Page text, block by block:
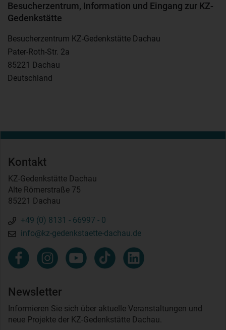
Besucherzentrum, Information und Eingang zur KZ-
Gedenkstätte
Besucherzentrum KZ-Gedenkstätte Dachau
Pater-Roth-Str. 2a
85221 Dachau
Deutschland
Kontakt
KZ-Gedenkstätte Dachau
Alte Römerstraße 75
85221 Dachau
+49 (0) 8131 - 66997 - 0
info@kz-gedenkstaette-dachau.de
Newsletter
Informieren Sie sich über aktuelle Veranstaltungen und
neue Projekte der KZ-Gedenkstätte Dachau.